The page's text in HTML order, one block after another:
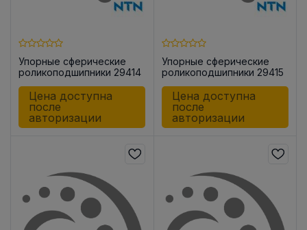
Упорные сферические
роликоподшипники 29414
Цена доступна
после
авторизации
Упорные сферические
роликоподшипники 29415
Цена доступна
после
авторизации